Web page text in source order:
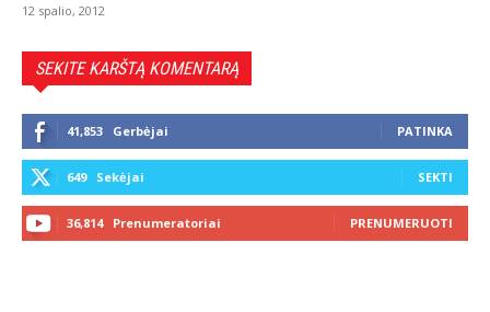
12 spalio, 2012
SEKITE KARŠTĄ KOMENTARĄ
41,853 Gerbėjai PATINKA
649 Sekėjai SEKTI
36,814 Prenumeratoriai PRENUMERUOTI